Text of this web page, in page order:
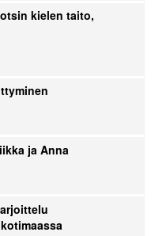
kielen taito,
ja Anna